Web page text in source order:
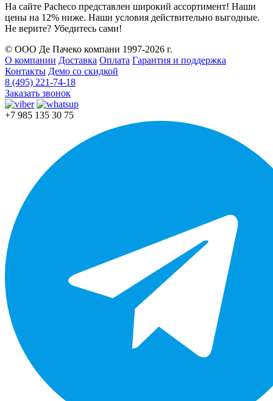
На сайте Pacheco представлен широкий ассортимент! Наши
цены на 12% ниже. Наши условия действительно выгодные.
Не верите? Убедитесь сами!
© ООО Де Пачеко компани 1997-2026 г.
О компании Доставка Оплата Гарантия и поддержка
Контакты Демо со скидкой
8 (495) 221-74-18
Заказать звонок
+7 985 135 30 75